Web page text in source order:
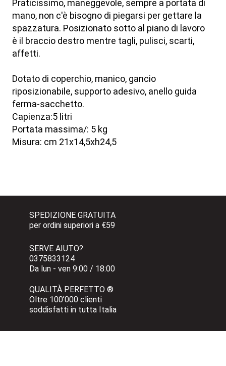
Praticissimo, maneggevole, sempre a portata di
mano, non c'è bisogno di piegarsi per gettare la
spazzatura. Posizionato sotto al piano di lavoro
è il braccio destro mentre tagli, pulisci, scarti,
affetti.
Dotato di coperchio, manico, gancio
riposizionabile, supporto adesivo, anello guida
ferma-sacchetto.
Capienza:5 litri
Portata massima/: 5 kg
Misura: cm 21x14,5xh24,5
SPEDIZIONE GRATUITA
per ordini superiori a €59
SERVE AIUTO?
0375833124
Da lun - ven 9:00 / 18:00
QUALITÀ PERFETTO ®
Oltre 100’000 clienti
soddisfatti in tutta Italia